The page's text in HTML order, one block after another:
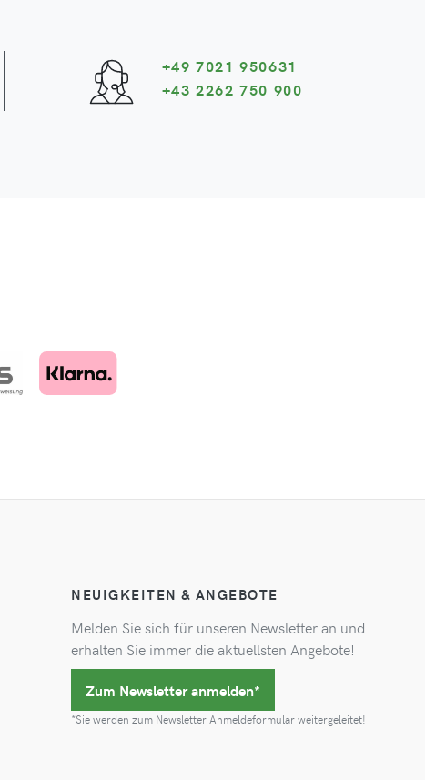
+49 7021 950631
+43 2262 750 900
NEUIGKEITEN & ANGEBOTE
Melden Sie sich für unseren Newsletter an und
erhalten Sie immer die aktuellsten Angebote!
Zum Newsletter anmelden*
*Sie werden zum Newsletter Anmeldeformular weitergeleitet!